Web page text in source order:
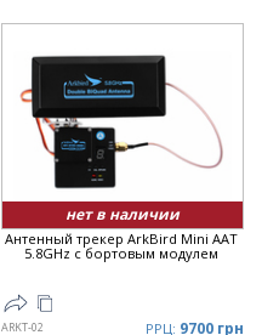
нет в наличии
Антенный трекер ArkBird Mini AAT
5.8GHz с бортовым модулем
ARKT-02 РРЦ: 9700 грн